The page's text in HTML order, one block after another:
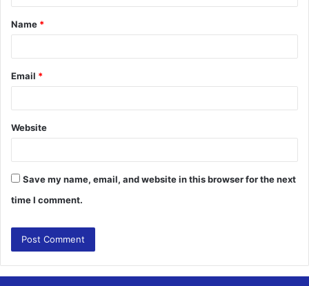
t
*
Name *
Email *
Website
Save my name, email, and website in this browser for the next
time I comment.